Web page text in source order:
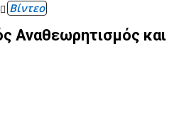
Βίντεο
Αναθεωρητισμός και